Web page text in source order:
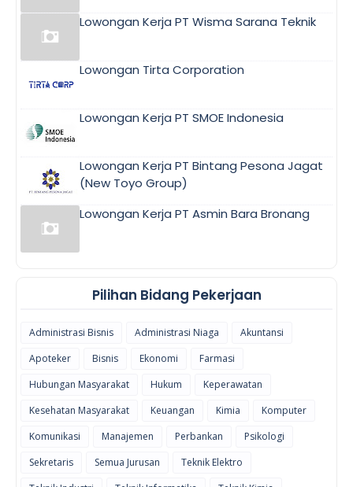
Lowongan Kerja PT Wisma Sarana Teknik
Lowongan Tirta Corporation
Lowongan Kerja PT SMOE Indonesia
Lowongan Kerja PT Bintang Pesona Jagat
(New Toyo Group)
Lowongan Kerja PT Asmin Bara Bronang
Pilihan Bidang Pekerjaan
Administrasi Bisnis Administrasi Niaga
Akuntansi
Apoteker
Bisnis Ekonomi
Farmasi
Hubungan Masyarakat
Hukum
Keperawatan
Kesehatan Masyarakat
Keuangan Kimia
Komputer
Komunikasi
Manajemen Perbankan
Psikologi
Sekretaris
Semua Jurusan
Teknik Elektro